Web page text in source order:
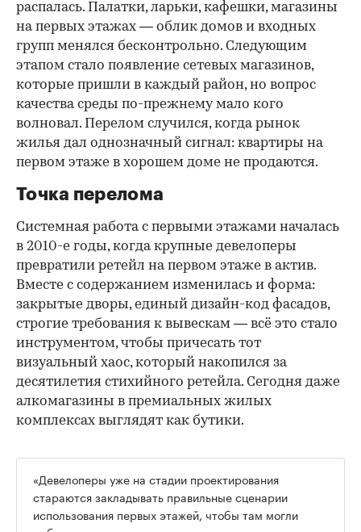
распалась. Палатки, ларьки, кафешки, магазины
на первых этажах — облик домов и входных
групп менялся бесконтрольно. Следующим
этапом стало появление сетевых магазинов,
которые пришли в каждый район, но вопрос
качества среды по-прежнему мало кого
волновал. Перелом случился, когда рынок
жилья дал однозначный сигнал: квартиры на
первом этаже в хорошем доме не продаются.
Точка перелома
Системная работа с первыми этажами началась
в 2010-е годы, когда крупные девелоперы
превратили ретейл на первом этаже в актив.
Вместе с содержанием изменилась и форма:
закрытые дворы, единый дизайн-код фасадов,
строгие требования к вывескам — всё это стало
инструментом, чтобы причесать тот
визуальный хаос, который накопился за
десятилетия стихийного ретейла. Сегодня даже
алкомагазины в премиальных жилых
комплексах выглядят как бутики.
«Девелоперы уже на стадии проектирования
стараются закладывать правильные сценарии
использования первых этажей, чтобы там могли